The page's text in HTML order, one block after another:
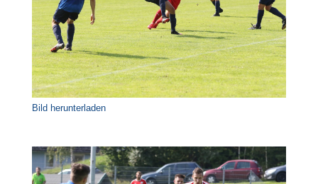
Bild herunterladen